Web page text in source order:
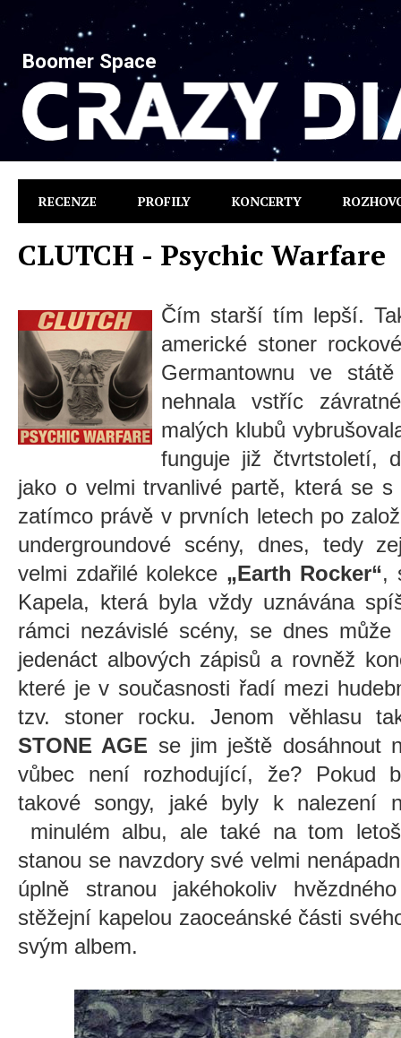
Boomer Space
RECENZE PROFILY KONCERTY
CLUTCH - Psychic Warfare
Čím starší tím lepší.
americké stoner
Germantownu ve
nehnala vstříc
malých klubů
funguje již čtvrtstoletí,
jako o velmi trvanlivé partě, která se
zatímco právě v prvních letech po
undergroundové scény, dnes, tedy
velmi zdařilé kolekce „Earth Rocker“,
Kapela, která byla vždy uznávána
rámci nezávislé scény, se dnes
jedenáct albových zápisů a rovněž
které je v současnosti řadí mezi
tzv. stoner rocku. Jenom věhlasu
STONE AGE se jim ještě dosáhnout
vůbec není rozhodující, že? Pokud
takové songy, jaké byly k nalezení
minulém albu, ale také na tom
stanou se navzdory své velmi
úplně stranou jakéhokoliv
stěžejní kapelou zaoceánské části
svým albem.